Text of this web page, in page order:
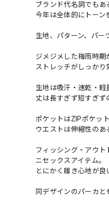
ブランド代名詞でもあ
今年は全体的にトーン
生地、パターン、パー
ジメジメした梅雨時期
ストレッチがしっかり
生地は吸汗・速乾・軽
丈は長すぎず短すぎず
ポケットはZIPポケッ
ウエストは伸縮性のあ
フィッシング・アウ
ニセックスアイテム。
とにかく履き心地が良
同デザインのパーカと